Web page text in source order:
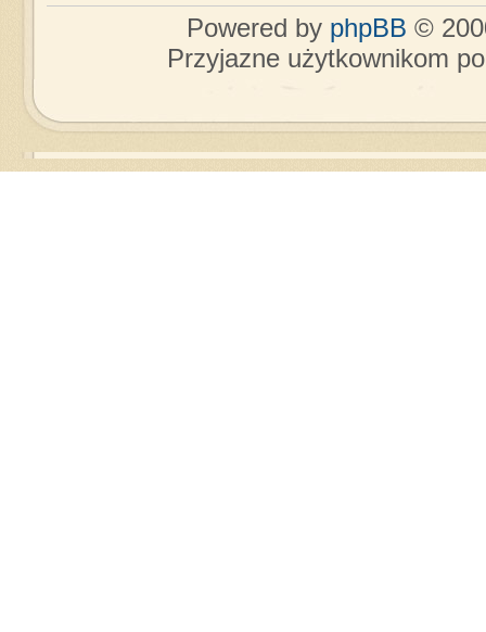
Powered by phpBB ©
Przyjazne użytkownikom